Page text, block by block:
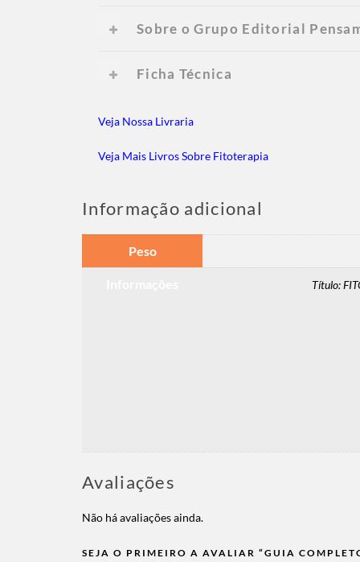
Sobre o Grupo Editorial
Ficha Técnica
Veja Nossa Livraria
Veja Mais Livros Sobre Fitoterapia
Informação adicional
Peso
Título:
Avaliações
Não há avaliações ainda.
SEJA O PRIMEIRO A AVALIAR “GUIA